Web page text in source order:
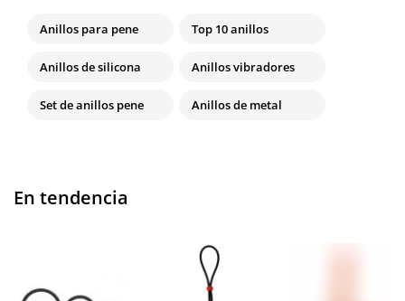
Anillos para pene Top 10 anillos
Anillos de silicona Anillos vibradores
Set de anillos pene Anillos de metal
En tendencia